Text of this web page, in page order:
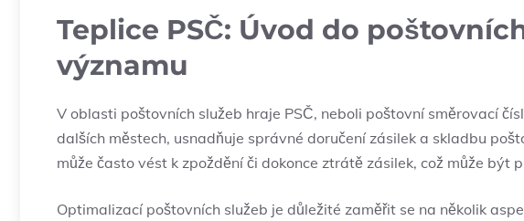
Teplice PSČ: Úvod do
významu
V oblasti poštovních služeb hraje PSČ, neboli poštovní směrovací
dalších městech, usnadňuje správné doručení zásilek a skladbu
může často vést k zpoždění či dokonce ztrátě zásilek, což může
Optimalizací poštovních služeb je důležité zaměřit se na několik